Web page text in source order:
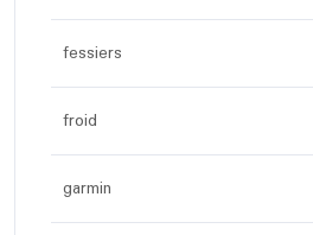
fessiers
froid
garmin